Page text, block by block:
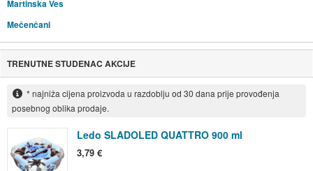
Martinska Ves
Mečenčani
TRENUTNE STUDENAC AKCIJE
* najniža cijena proizvoda u razdoblju od 30 dana prije provođenja
posebnog oblika prodaje.
Ledo SLADOLED QUATTRO 900 ml
3,79 €